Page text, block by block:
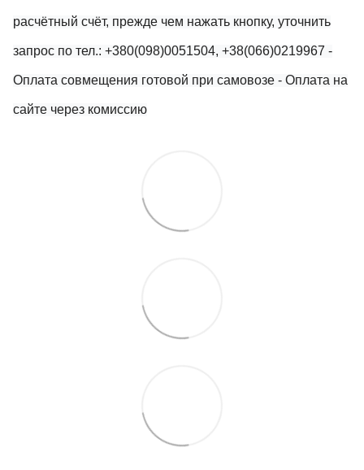
расчётный счёт, прежде чем нажать кнопку, уточнить
запрос по тел.: +380(098)0051504, +38(066)0219967 -
Оплата совмещения готовой при самовозе - Оплата на
сайте через комиссию